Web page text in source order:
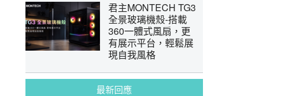
君主MONTECH TG3
全景玻璃機殼-搭載
360一體式風扇，更
有展示平台，輕鬆展
現自我風格
最新回應